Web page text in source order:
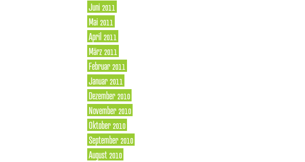
Juni 2011
Mai 2011
April 2011
März 2011
Februar 2011
Januar 2011
Dezember 2010
November 2010
Oktober 2010
September 2010
August 2010